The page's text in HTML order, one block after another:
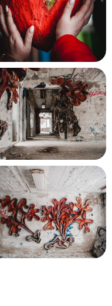
любого
не требуется.